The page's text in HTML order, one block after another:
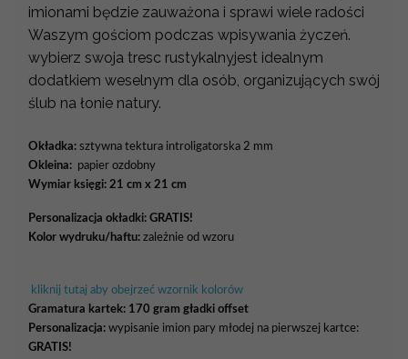
imionami będzie zauważona i sprawi wiele radości
Waszym gościom podczas wpisywania życzeń.
wybierz swoja tresc rustykalnyjest idealnym
dodatkiem weselnym dla osób, organizujących swój
ślub na łonie natury.
Okładka: sztywna tektura introligatorska 2 mm
Okleina: papier ozdobny
Wymiar księgi: 21 cm x 21 cm
Personalizacja okładki: GRATIS!
Kolor wydruku/haftu: zależnie od wzoru
kliknij tutaj aby obejrzeć wzornik kolorów
Gramatura kartek: 170 gram gładki offset
Personalizacja: wypisanie imion pary młodej na pierwszej kartce:
GRATIS!